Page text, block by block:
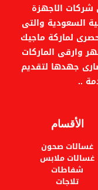
الاجهزة
السعودية والتى
الحصرى لماركة ماجيك
وارقى الماركات
جهدها لتقديم
..
الأقسام
غسالات صحون
غسالات ملابس
شفاطات
تلاجات